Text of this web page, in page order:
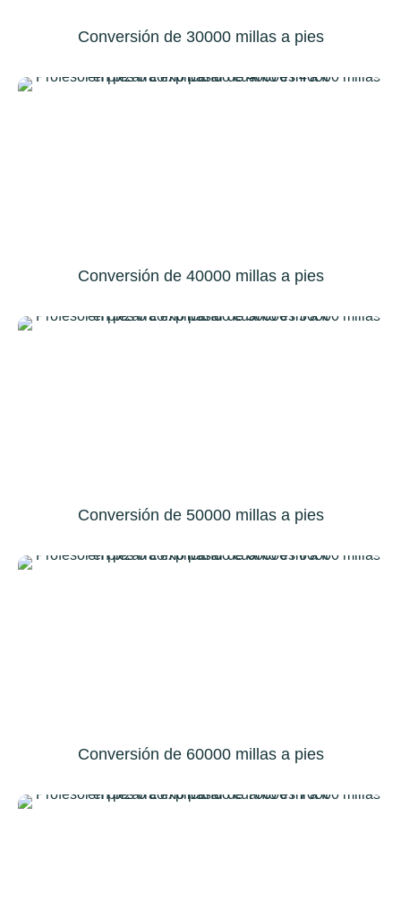
Conversión de 30000 millas a pies
Conversión de 40000 millas a pies
Conversión de 50000 millas a pies
Conversión de 60000 millas a pies